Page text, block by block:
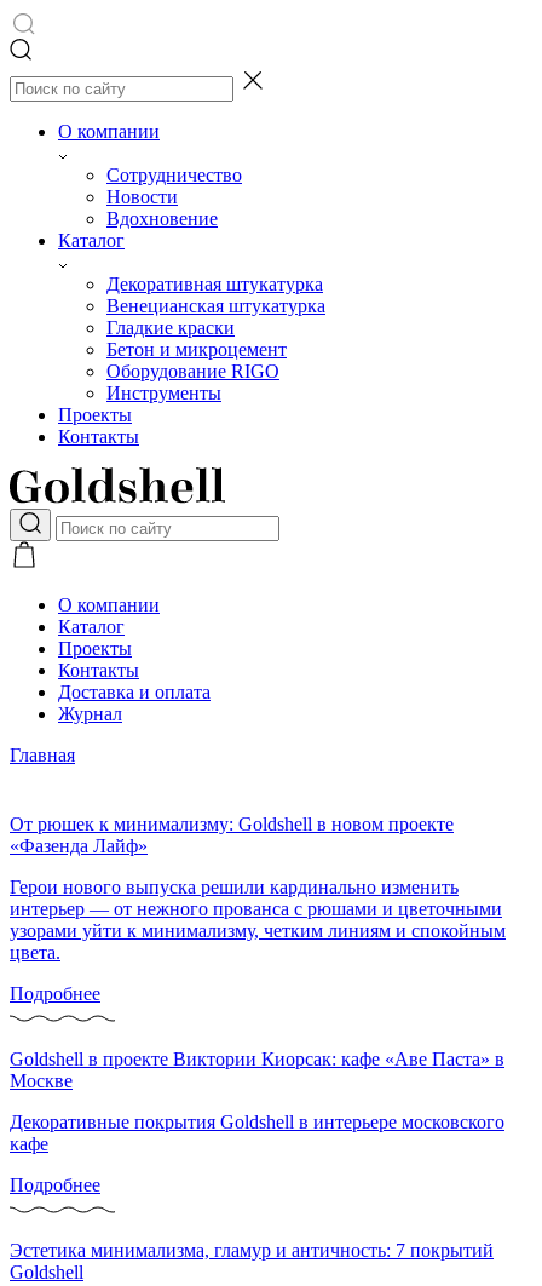
О компании
Сотрудничество
Новости
Вдохновение
Каталог
Декоративная штукатурка
Венецианская штукатурка
Гладкие краски
Бетон и микроцемент
Оборудование RIGO
Инструменты
Проекты
Контакты
О компании
Каталог
Проекты
Контакты
Доставка и оплата
Журнал
Главная
От рюшек к минимализму: Goldshell в новом проекте
«Фазенда Лайф»
Герои нового выпуска решили кардинально изменить
интерьер — от нежного прованса с рюшами и цветочными
узорами уйти к минимализму, четким линиям и спокойным
цвета.
Подробнее
Goldshell в проекте Виктории Киорсак: кафе «Аве Паста» в
Москве
Декоративные покрытия Goldshell в интерьере московского
кафе
Подробнее
Эстетика минимализма, гламур и античность: 7 покрытий
Goldshell